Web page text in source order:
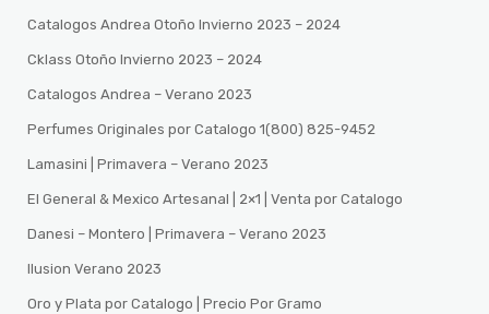
Catalogos Andrea Otoño Invierno 2023 – 2024
Cklass Otoño Invierno 2023 – 2024
Catalogos Andrea – Verano 2023
Perfumes Originales por Catalogo 1(800) 825-9452
Lamasini | Primavera – Verano 2023
El General & Mexico Artesanal | 2×1 | Venta por Catalogo
Danesi – Montero | Primavera – Verano 2023
Ilusion Verano 2023
Oro y Plata por Catalogo | Precio Por Gramo